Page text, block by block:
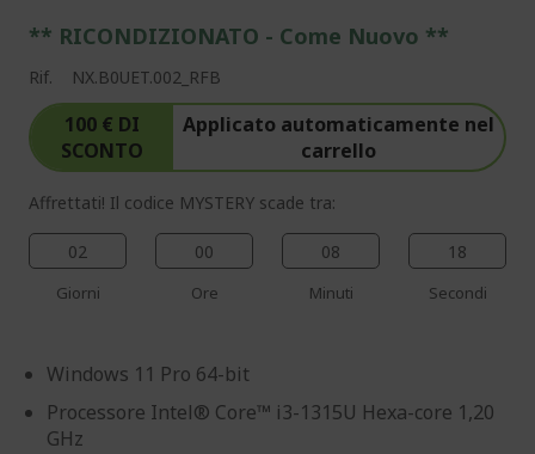
** RICONDIZIONATO - Come Nuovo **
Rif. NX.B0UET.002_RFB
100 € DI
SCONTO
Applicato automaticamente nel
carrello
Affrettati! Il codice MYSTERY scade tra:
02
Giorni
00
Ore
08
Minuti
17
Secondi
Windows 11 Pro 64-bit
Processore Intel® Core™ i3-1315U Hexa-core 1,20
GHz